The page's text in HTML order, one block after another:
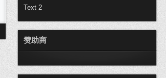
Text 2
赞助商